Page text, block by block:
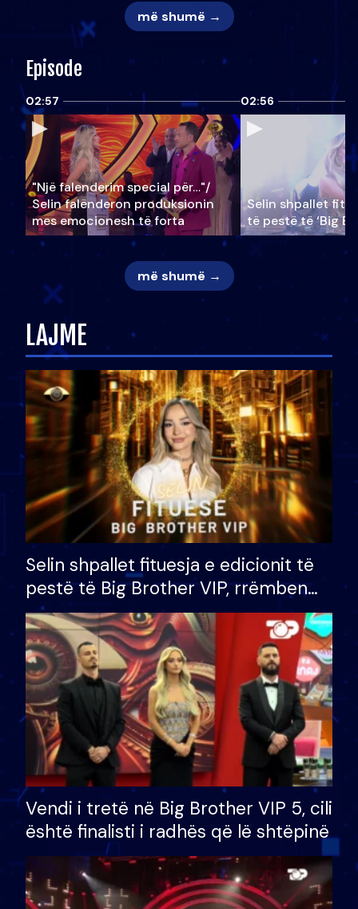
më shumë →
Episode
02:57
"Një falenderim special për…"/
Selin falënderon produksionin
mes emocionesh të forta
02:56
Selin shpallet
të pestë të ‘Big
më shumë →
LAJME
Selin shpallet fituesja e edicionit të
pestë të Big Brother VIP, rrëmben
çmimin e madh prej 100 mijë eurosh
Vendi i tretë në Big Brother VIP 5, cili
është finalisti i radhës që lë shtëpinë